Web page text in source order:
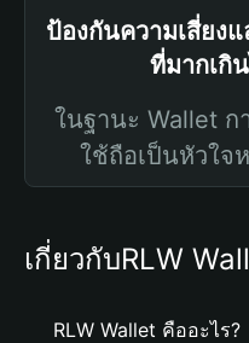
ป้องกันความเสี่ยง
ที่มากเกิ
ในฐานะ Wallet
ใช้ถือเป็นหัวใจ
เกี่ยวกับRLW
RLW Wallet คืออะไร?